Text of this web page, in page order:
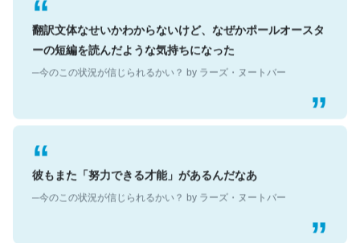
翻訳文体なせいかわからないけど、なぜかポールオースタ
ーの短編を読んだような気持ちになった
彼もまた「努力できる才能」があるんだなあ